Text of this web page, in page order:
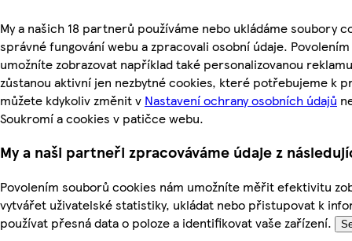
My a našich 18 partnerů používáme nebo ukládáme soubory
správné fungování webu a zpracovali osobní údaje.
umožníte zobrazovat například také personalizovanou
zůstanou aktivní jen nezbytné cookies, které potřebujeme k
můžete kdykoliv změnit v Nastavení ochrany osobních údajů
Soukromí a cookies v patičce webu.
My a naši partneři zpracováváme údaje z
Povolením souborů cookies nám umožníte měřit efektivitu
vytvářet uživatelské statistiky, ukládat nebo přistupovat k
používat přesná data o poloze a identifikovat vaše zařízení.